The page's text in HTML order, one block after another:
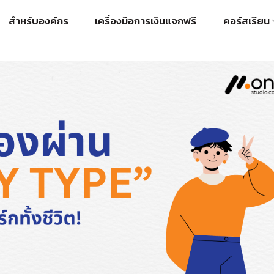
สำหรับองค์กร เครื่องมือการเงินแจกฟรี คอร์สเรียน